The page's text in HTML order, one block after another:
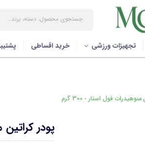
تجهیزات ورزشی خرید اقساطی
فول استار - 300 گرم
پودر کراتین